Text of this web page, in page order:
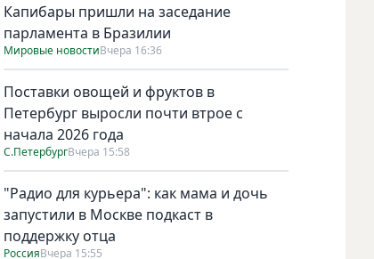
Капибары пришли на заседание
парламента в Бразилии
Мировые новостиВчера 16:36
Поставки овощей и фруктов в
Петербург выросли почти втрое с
начала 2026 года
С.ПетербургВчера 15:58
"Радио для курьера": как мама и дочь
запустили в Москве подкаст в
поддержку отца
РоссияВчера 15:55